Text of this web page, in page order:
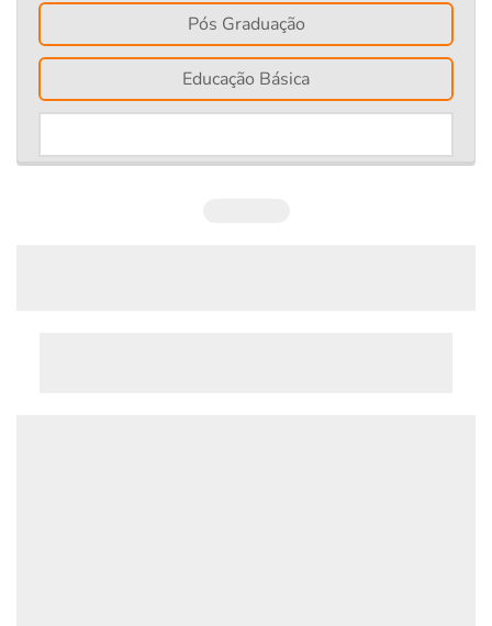
Pós Graduação
Educação Básica